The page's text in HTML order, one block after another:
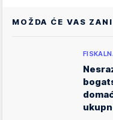
MOŽDA ĆE VAS